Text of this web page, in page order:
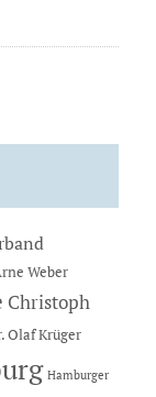
Weber
Christoph
Olaf Krüger
Hamburger